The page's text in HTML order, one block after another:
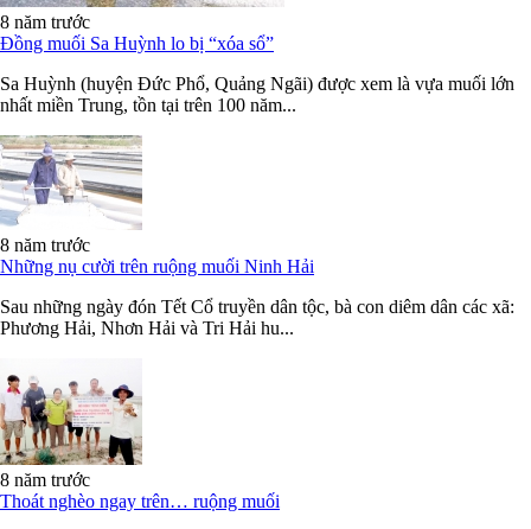
8 năm trước
Đồng muối Sa Huỳnh lo bị “xóa sổ”
Sa Huỳnh (huyện Đức Phổ, Quảng Ngãi) được xem là vựa muối lớn
nhất miền Trung, tồn tại trên 100 năm...
8 năm trước
Những nụ cười trên ruộng muối Ninh Hải
Sau những ngày đón Tết Cổ truyền dân tộc, bà con diêm dân các xã:
Phương Hải, Nhơn Hải và Tri Hải hu...
8 năm trước
Thoát nghèo ngay trên… ruộng muối